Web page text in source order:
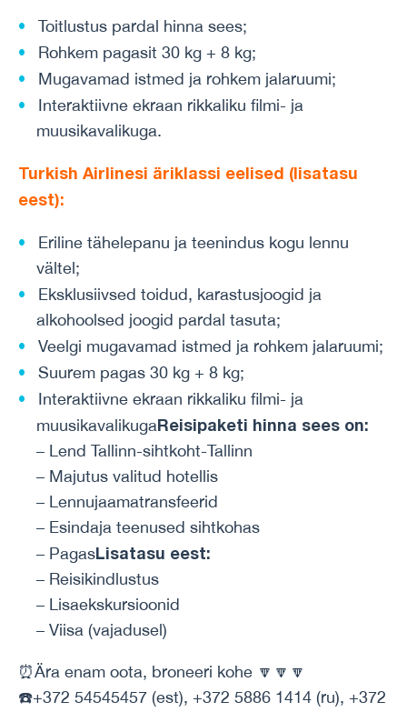
Toitlustus pardal hinna sees;
Rohkem pagasit 30 kg + 8 kg;
Mugavamad istmed ja rohkem jalaruumi;
Interaktiivne ekraan rikkaliku filmi- ja
muusikavalikuga.
Turkish Airlinesi äriklassi eelised (lisatasu
eest):
Eriline tähelepanu ja teenindus kogu lennu
vältel;
Eksklusiivsed toidud, karastusjoogid ja
alkohoolsed joogid pardal tasuta;
Veelgi mugavamad istmed ja rohkem jalaruumi;
Suurem pagas 30 kg + 8 kg;
Interaktiivne ekraan rikkaliku filmi- ja
muusikavalikugaReisipaketi hinna sees on:
– Lend Tallinn-sihtkoht-Tallinn
– Majutus valitud hotellis
– Lennujaamatransfeerid
– Esindaja teenused sihtkohas
– PagasLisatasu eest:
– Reisikindlustus
– Lisaekskursioonid
– Viisa (vajadusel)
⏰Ära enam oota, broneeri kohe 🔽🔽🔽
☎️+372 54545457 (est), +372 5886 1414 (ru), +372